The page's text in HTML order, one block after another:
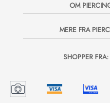
OM
MERE FRA
SHOPPER FRA: